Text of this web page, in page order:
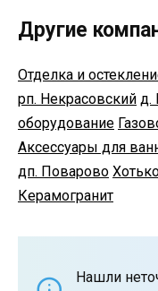
Другие
Отделка и
рп. Некрасовский д.
оборудование
Аксессуары для
дп. Поварово
Керамогранит
Нашли